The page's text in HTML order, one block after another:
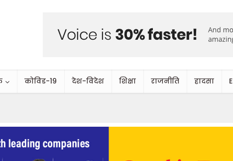
कोविड-19 देश-विदेश शिक्षा राजनीति हादसा